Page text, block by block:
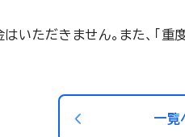
ただきません。また、
一覧